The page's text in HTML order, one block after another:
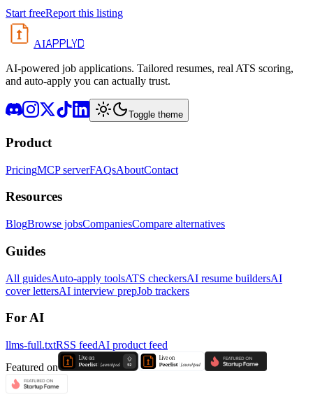
Start freeReport this listing
AIAPPLYD
AI-powered job applications. Tailored resumes, real ATS scoring,
and auto-apply you can actually trust.
Toggle theme
Product
PricingMCP serverFAQsAboutContact
Resources
BlogBrowse jobsCompaniesCompare alternatives
Guides
All guidesAuto-apply toolsATS checkersAI resume buildersAI
cover lettersAI interview prepJob trackers
For AI
llms-full.txtRSS feedAI product feed
Featured on